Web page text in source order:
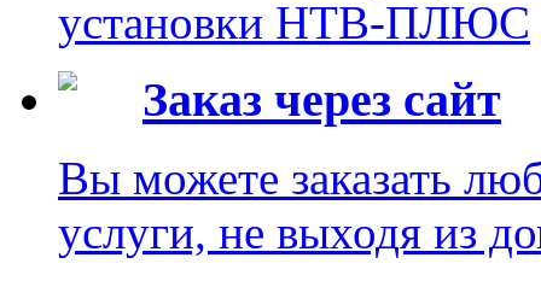
установки НТВ-ПЛЮС
Заказ через сайт
Вы можете заказать
услуги, не выходя из